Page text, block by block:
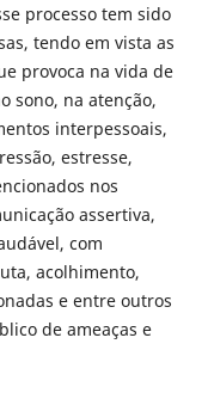
processo tem sido
tendo em vista as
provoca na vida de
sono, na atenção,
interpessoais,
estresse,
nos
assertiva,
com
acolhimento,
e entre outros
de ameaças e